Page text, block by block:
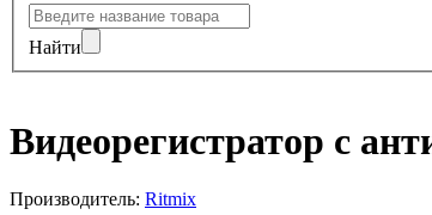
Найти
Видеорегистратор с
Производитель: Ritmix